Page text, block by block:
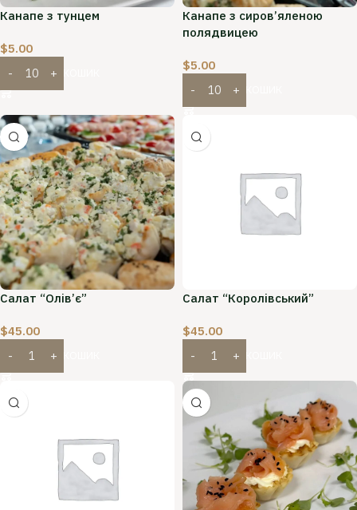
Канапе з тунцем
$5.00
ДОДАТИ В КОШИК
Канапе з сиров’яленою
полядвицею
$5.00
ДОДАТИ В КОШИК
Салат “Олів’є”
$45.00
ДОДАТИ В КОШИК
Салат “Королівський”
$45.00
ДОДАТИ В КОШИК